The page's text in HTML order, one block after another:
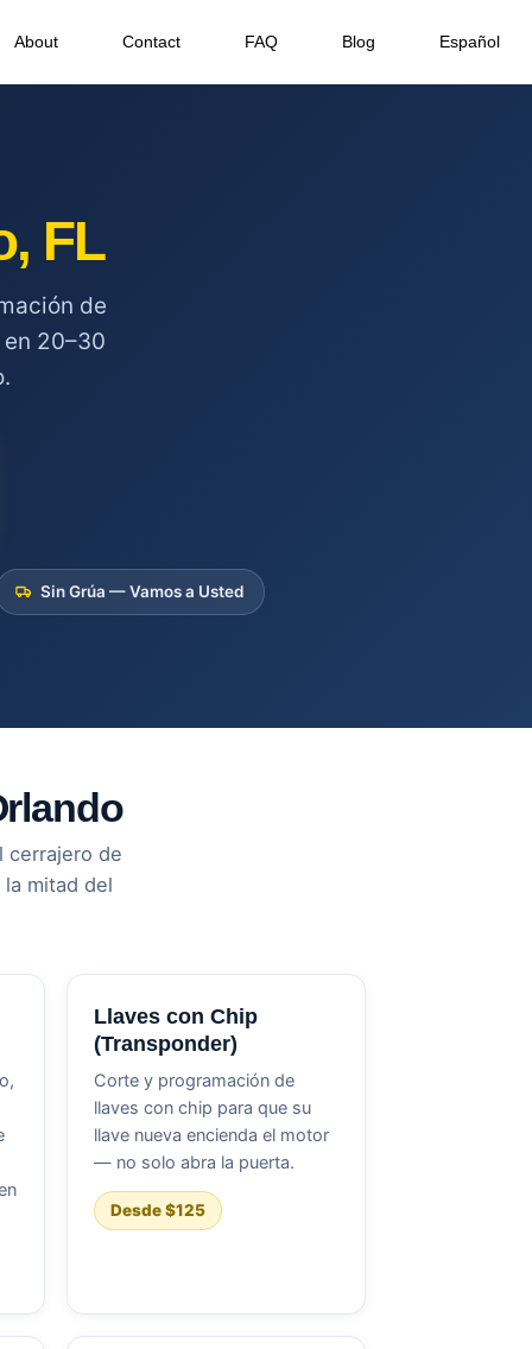
About Contact FAQ Blog Español
FL
de
20–30
Sin Grúa — Vamos a Usted
cerrajero de
mitad del
Llaves con Chip
(Transponder)
Corte y programación de
llaves con chip para que su
llave nueva encienda el motor
— no solo abra la puerta.
Desde $125